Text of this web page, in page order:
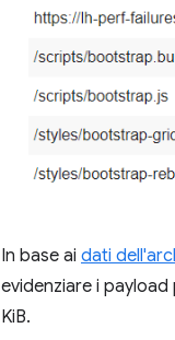
In base ai dati
evidenziare i
KiB.